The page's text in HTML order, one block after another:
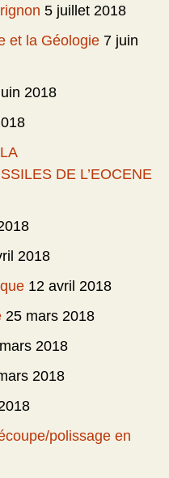
5 juillet 2018
et la Géologie 7 juin
2018
DE L’EOCENE
2018
12 avril 2018
25 mars 2018
2018
2018
polissage en